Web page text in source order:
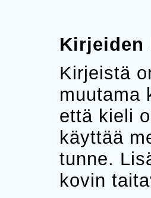
Kirjeiden
Kirjeistä
muutama
että kieli
käyttää
tunne.
kovin